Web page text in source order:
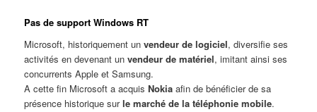
Pas de support Windows RT
Microsoft, historiquement unvendeur de logiciel, diversifie ses
activités en devenant unvendeur de matériel, imitant ainsi ses
concurrents Apple et Samsung.
A cette fin Microsoft a acquisNokia afin de bénéficier de sa
présence historique surle marché de la téléphonie mobile.